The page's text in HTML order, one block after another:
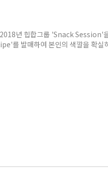
년 힙합그룹 'Snack
를 발매하여 본인의 색깔을 확실